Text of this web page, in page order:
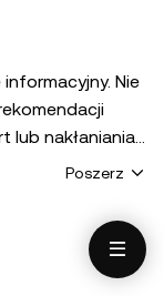
Nie
lub nakłaniania
aktywów
w tym
rynkowej, wiążą
Poszerz